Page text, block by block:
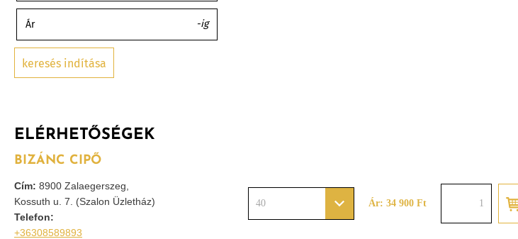
Ár -ig
keresés indítása
ELÉRHETŐSÉGEK
BIZÁNC CIPŐ
Cím: 8900 Zalaegerszeg,
Kossuth u. 7. (Szalon Üzletház)
Telefon:
+36308589893
40 Ár: 34 900 Ft